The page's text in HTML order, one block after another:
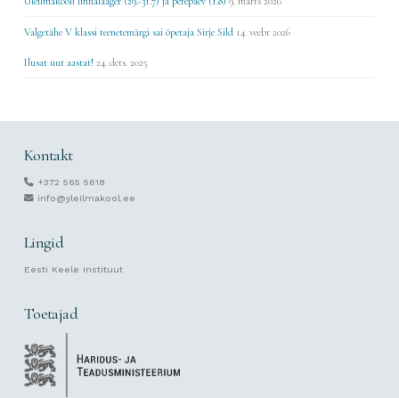
Valgetähe V klassi teenetemärgi sai õpetaja Sirje Sild 14. veebr 2026
Ilusat uut aastat! 24. dets. 2025
Kontakt
+372 565 5618
info@yleilmakool.ee
Lingid
Eesti Keele Instituut
Toetajad